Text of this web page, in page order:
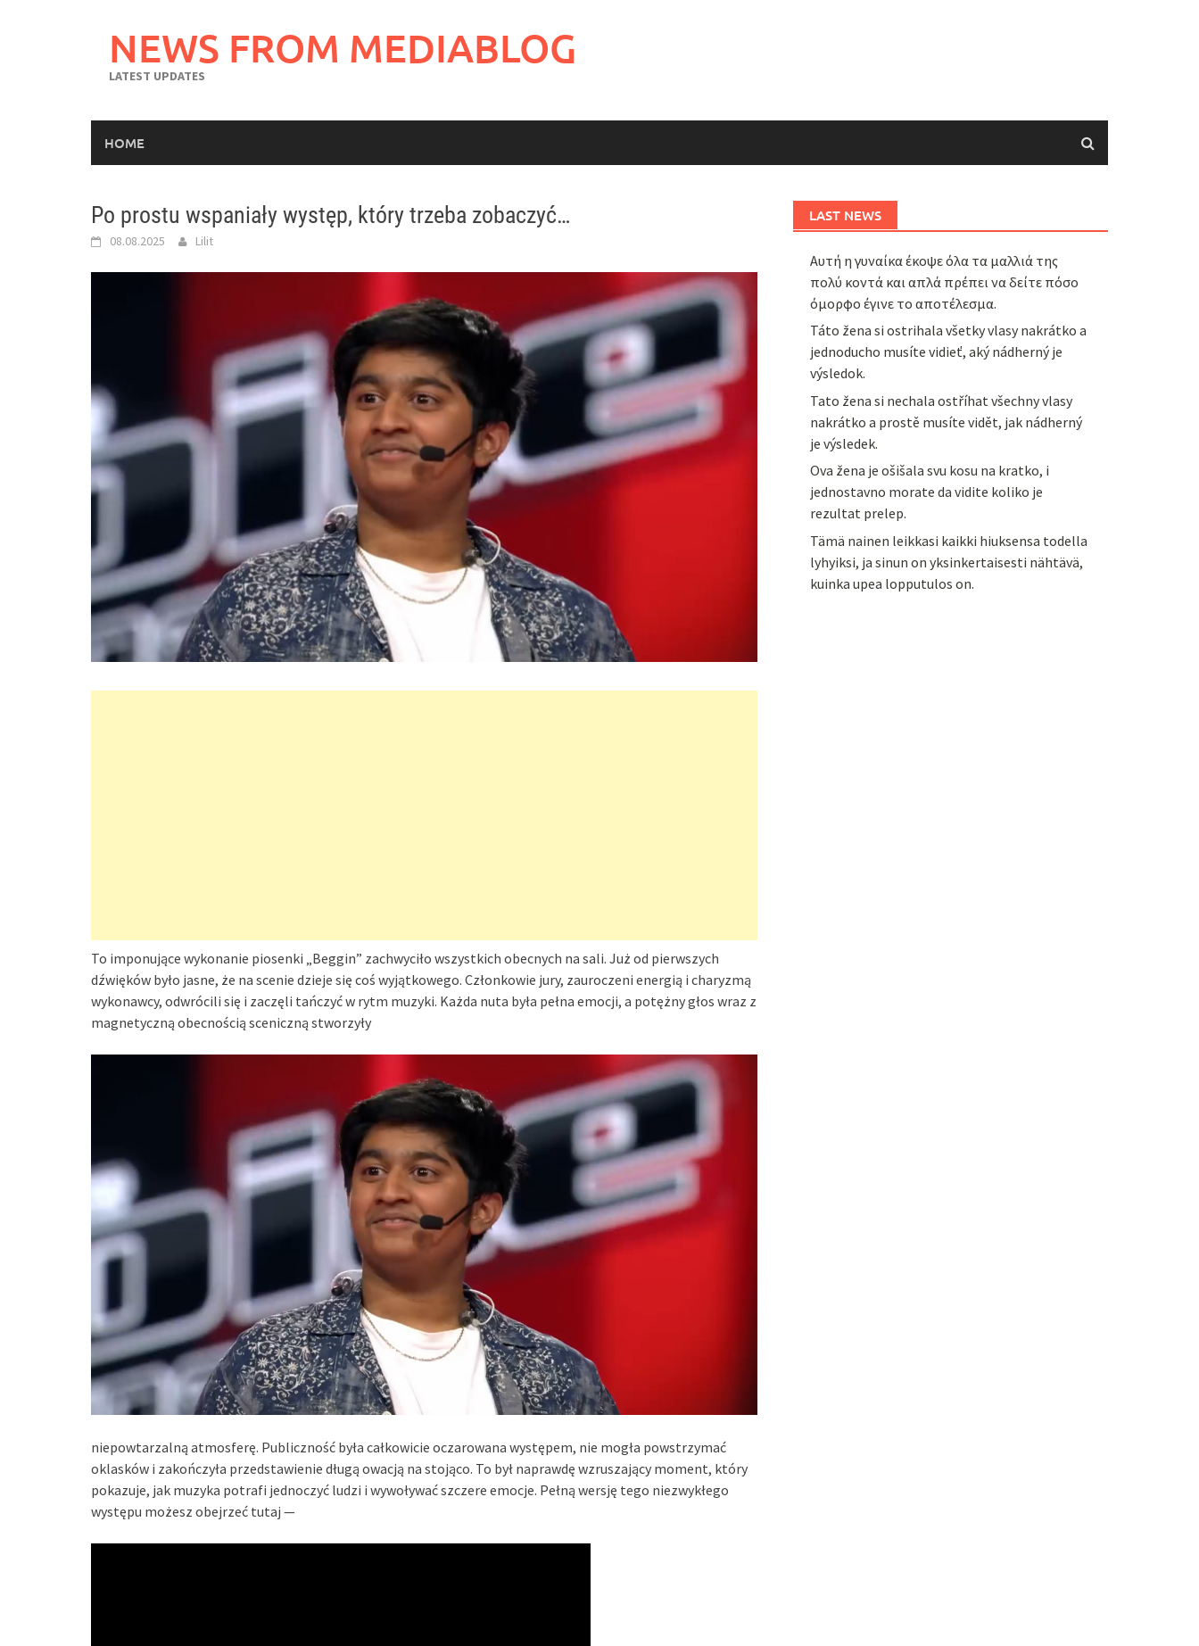
NEWS FROM MEDIABLOG
LATEST UPDATES
HOME
Po prostu wspaniały występ, który trzeba zobaczyć…
08.08.2025 Lilit
To imponujące wykonanie piosenki „Beggin” zachwyciło wszystkich obecnych na sali. Już od pierwszych
dźwięków było jasne, że na scenie dzieje się coś wyjątkowego. Członkowie jury, zauroczeni energią i charyzmą
wykonawcy, odwrócili się i zaczęli tańczyć w rytm muzyki. Każda nuta była pełna emocji, a potężny głos wraz z
magnetyczną obecnością sceniczną stworzyły
niepowtarzalną atmosferę. Publiczność była całkowicie oczarowana występem, nie mogła powstrzymać
oklasków i zakończyła przedstawienie długą owacją na stojąco. To był naprawdę wzruszający moment, który
pokazuje, jak muzyka potrafi jednoczyć ludzi i wywoływać szczere emocje. Pełną wersję tego niezwykłego
występu możesz obejrzeć tutaj —
LAST NEWS
Αυτή η γυναίκα έκοψε όλα τα μαλλιά της
πολύ κοντά και απλά πρέπει να δείτε πόσο
όμορφο έγινε το αποτέλεσμα.
Táto žena si ostrihala všetky vlasy nakrátko a
jednoducho musíte vidieť, aký nádherný je
výsledok.
Tato žena si nechala ostříhat všechny vlasy
nakrátko a prostě musíte vidět, jak nádherný
je výsledek.
Ova žena je ošišala svu kosu na kratko, i
jednostavno morate da vidite koliko je
rezultat prelep.
Tämä nainen leikkasi kaikki hiuksensa todella
lyhyiksi, ja sinun on yksinkertaisesti nähtävä,
kuinka upea lopputulos on.